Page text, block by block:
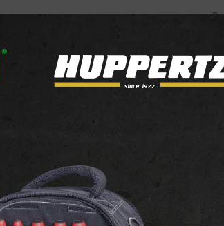
Téléchargements
Lampes de chantier